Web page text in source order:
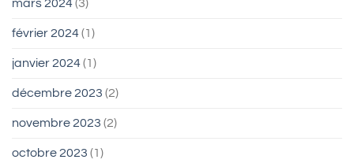
mars 2024(3)
février 2024(1)
janvier 2024(1)
décembre 2023 (2)
novembre 2023 (2)
octobre 2023 (1)